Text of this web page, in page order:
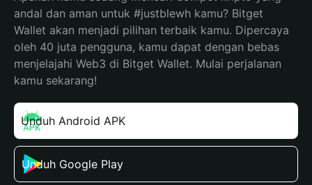
andal dan aman untuk #justblewh kamu? Bitget
Wallet akan menjadi pilihan terbaik kamu. Dipercaya
oleh 40 juta pengguna, kamu dapat dengan bebas
menjelajahi Web3 di Bitget Wallet. Mulai perjalanan
kamu sekarang!
Unduh Android APK
Unduh Google Play